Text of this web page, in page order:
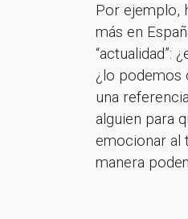
Por ejemplo,
más en
“actualidad”:
¿lo podemos
una
alguien para
emocionar al
manera